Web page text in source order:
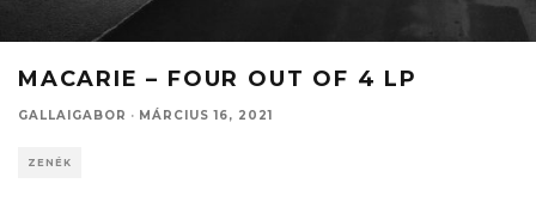
MACARIE – FOUR OUT OF 4 LP
GALLAIGABOR · MÁRCIUS 16, 2021
ZENÉK